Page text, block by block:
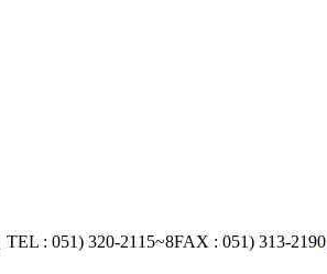
TEL : 051) 320-2115~8FAX : 051) 313-2190